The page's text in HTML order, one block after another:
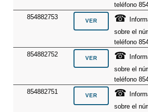
teléfono
854882753
☎
sobre el
teléfono
854882752
☎
sobre el
teléfono
854882751
☎
sobre el